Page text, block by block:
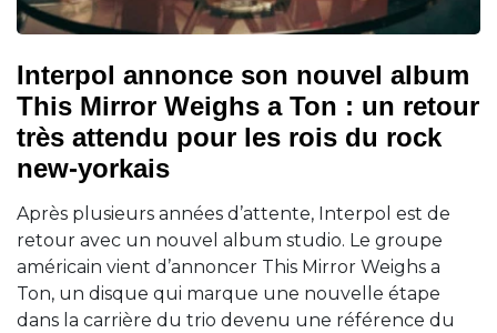
Interpol annonce son nouvel album
This Mirror Weighs a Ton : un retour
très attendu pour les rois du rock
new-yorkais
Après plusieurs années d’attente, Interpol est de
retour avec un nouvel album studio. Le groupe
américain vient d’annoncer This Mirror Weighs a
Ton, un disque qui marque une nouvelle étape
dans la carrière du trio devenu une référence du